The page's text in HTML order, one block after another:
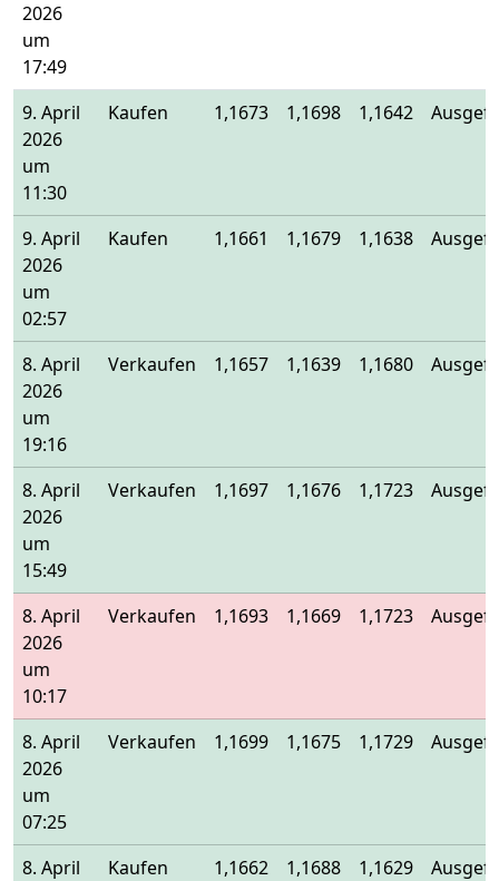
2026
um
17:49
9. April
2026
um
11:30
Kaufen 1,1673 1,1698 1,1642
9. April
2026
um
02:57
Kaufen 1,1661 1,1679 1,1638
8. April
2026
um
19:16
Verkaufen 1,1657 1,1639 1,1680
8. April
2026
um
15:49
Verkaufen 1,1697 1,1676 1,1723
8. April
2026
um
10:17
Verkaufen 1,1693 1,1669 1,1723
8. April
2026
um
07:25
Verkaufen 1,1699 1,1675 1,1729
8. April
Kaufen 1,1662 1,1688 1,1629